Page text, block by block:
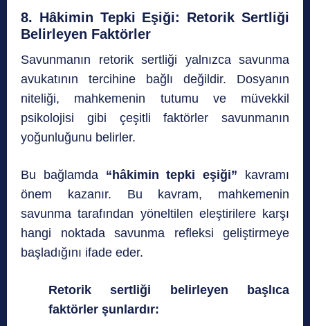
8. Hâkimin Tepki Eşiği: Retorik Sertliği
Belirleyen Faktörler
Savunmanın retorik sertliği yalnızca savunma
avukatının tercihine bağlı değildir. Dosyanın
niteliği, mahkemenin tutumu ve müvekkil
psikolojisi gibi çeşitli faktörler savunmanın
yoğunluğunu belirler.
Bu bağlamda “hâkimin tepki eşiği” kavramı
önem kazanır. Bu kavram, mahkemenin
savunma tarafından yöneltilen eleştirilere karşı
hangi noktada savunma refleksi geliştirmeye
başladığını ifade eder.
Retorik sertliği belirleyen başlıca
faktörler şunlardır: